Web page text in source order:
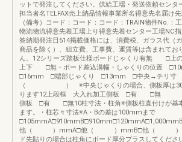
ットで発注してください。供給工場・発送依頼センタ
担当者名TELFAX売上納品情報事業所名得意先名届け
（備考）コード：コード：コード：TRAIN物件No.：
物流物流得意先着工場上り得意先着センター工場NC
答納期発注日514掲載価格には、消費税、ガラス代（
商品を除く）、組立費、工事費、運賃等は含まれてお
ん。12シリーズ踏板仕様ボードじゃくり有無 □
上下 □無・ボード差込溝幅・しゃくりの位置
□16mm □端部じゃくり □13mm □中央→チリ寸
（ ） ※中央じゃくりの場合、側板厚は
ります12上段框 大入れ加工側板 □有 □
側板 □有 □無10柱寸法・柱角※側板柱直付けが基
ます。・柱芯々寸法※A・Bの差は100mmまで
他（ ）mmA□他（ ）mmB□他（ ）
ド先貼りの場合は柱角にボード厚分プラスしてくださ